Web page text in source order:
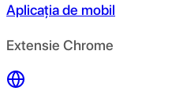
Aplicația de mobil
Extensie Chrome